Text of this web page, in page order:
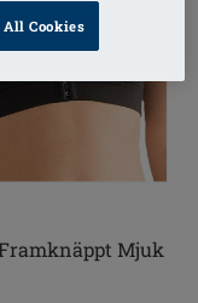
Mjuk
All Cookies